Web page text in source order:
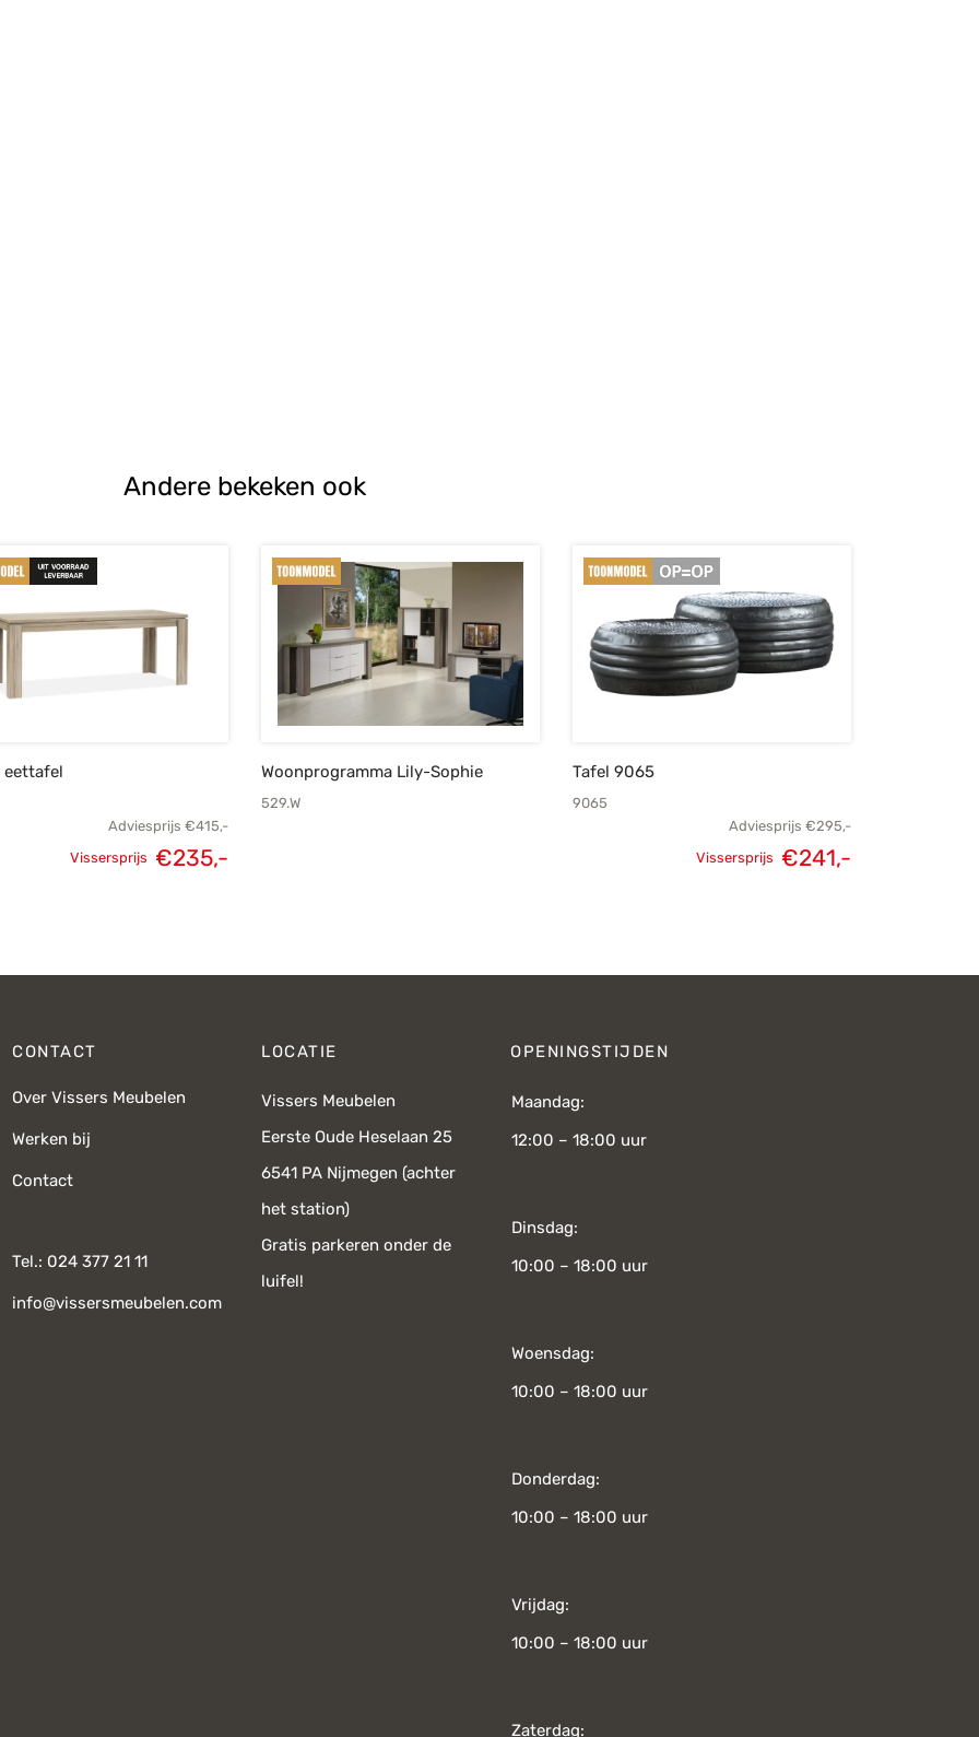
Andere bekeken ook
eettafel
Adviesprijs €415,-
Vissersprijs €235,-
Woonprogramma Lily-Sophie
529.W
Tafel 9065
9065
Adviesprijs €295,-
Vissersprijs €241,-
CONTACT
Over Vissers Meubelen
Werken bij
Contact
Tel.: 024 377 21 11
info@vissersmeubelen.com
LOCATIE
Vissers Meubelen
Eerste Oude Heselaan 25
6541 PA Nijmegen (achter
het station)
Gratis parkeren onder de
luifel!
OPENINGSTIJDEN
Maandag:
12:00 – 18:00 uur
Dinsdag:
10:00 – 18:00 uur
Woensdag:
10:00 – 18:00 uur
Donderdag:
10:00 – 18:00 uur
Vrijdag:
10:00 – 18:00 uur
Zaterdag: